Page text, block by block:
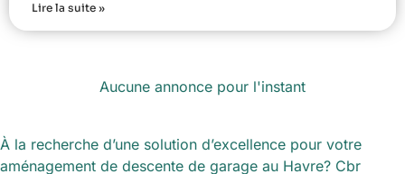
Lire la suite »
Aucune annonce pour l'instant
À la recherche d’une solution d’excellence pour votre
aménagement de descente de garage au Havre? Cbr